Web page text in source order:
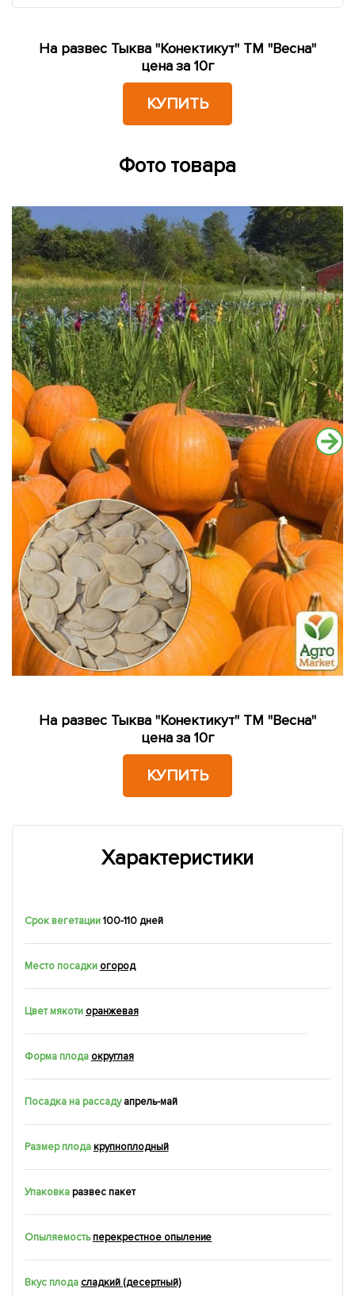
На развес Тыква "Конектикут" ТМ "Весна"
цена за 10г
КУПИТЬ
Фото товара
На развес Тыква "Конектикут" ТМ "Весна"
цена за 10г
КУПИТЬ
Характеристики
Срок вегетации 100-110 дней
Место посадки огород
Цвет мякоти оранжевая
Форма плода округлая
Посадка на рассаду апрель-май
Размер плодакрупноплодный
Упаковкаразвес пакет
Опыляемостьперекрестное опыление
Вкус плода сладкий (десертный)